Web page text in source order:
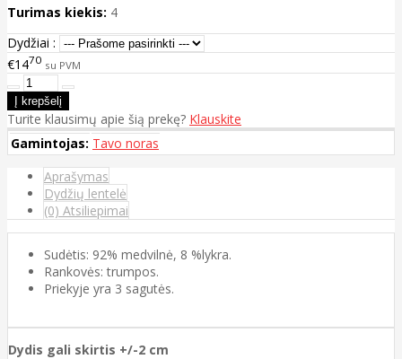
Turimas kiekis: 4
Dydžiai :
€1470 su PVM
Turite klausimų apie šią prekę? Klauskite
Gamintojas: Tavo noras
Aprašymas
Dydžių lentelė
(0) Atsiliepimai
Sudėtis: 92% medvilnė, 8 %lykra.
Rankovės: trumpos.
Priekyje yra 3 sagutės.
Dydis gali skirtis +/-2 cm